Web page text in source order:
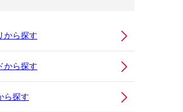
から探す
から探す
ら探す